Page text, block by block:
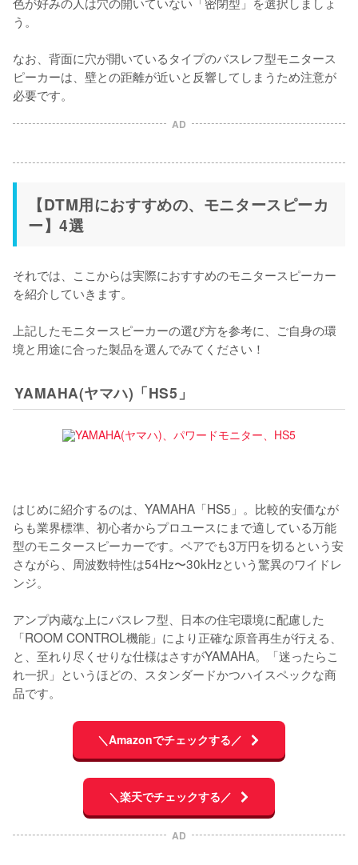
う。
なお、背面に穴が開いているタイプのバスレフ型モニタース
ピーカーは、壁との距離が近いと反響してしまうため注意が
必要です。
AD
【DTM用におすすめの、モニタースピーカ
ー】4選
それでは、ここからは実際におすすめのモニタースピーカー
を紹介していきます。
上記したモニタースピーカーの選び方を参考に、ご自身の環
境と用途に合った製品を選んでみてください！
YAMAHA(ヤマハ)「HS5」
はじめに紹介するのは、YAMAHA「HS5」。比較的安価なが
らも業界標準、初心者からプロユースにまで適している万能
型のモニタースピーカーです。ペアでも3万円を切るという安
さながら、周波数特性は54Hz〜30kHzという驚異のワイドレ
ンジ。
アンプ内蔵な上にバスレフ型、日本の住宅環境に配慮した
「ROOM CONTROL機能」により正確な原音再生が行える、
と、至れり尽くせりな仕様はさすがYAMAHA。「迷ったらこ
れ一択」というほどの、スタンダードかつハイスペックな商
品です。
＼Amazonでチェックする／
＼楽天でチェックする／
AD